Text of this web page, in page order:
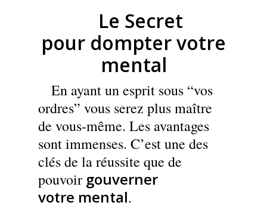
Le Secret
pour dompter votre
mental
En ayant un esprit sous “vos
ordres” vous serez plus maître
de vous-même. Les avantages
sont immenses. C’est une des
clés de la réussite que de
pouvoir gouverner
votre mental.